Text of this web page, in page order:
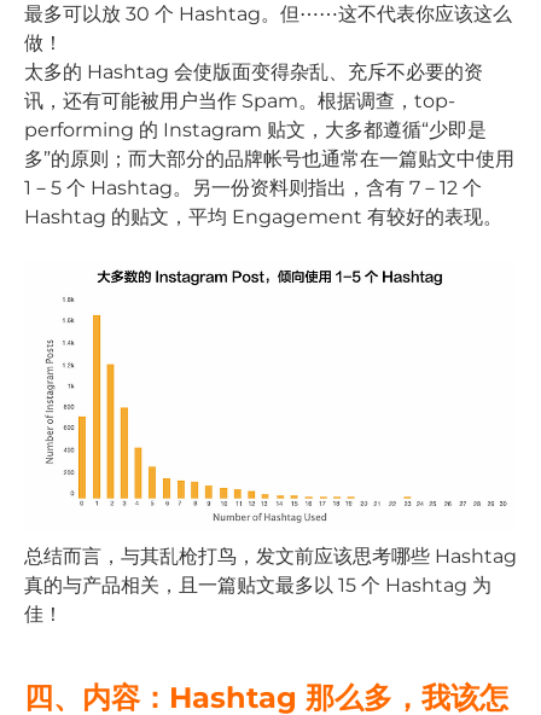
最多可以放 30 个 Hashtag。但⋯⋯这不代表你应该这么
做！
太多的 Hashtag 会使版面变得杂乱、充斥不必要的资
讯，还有可能被用户当作 Spam。根据调查，top-
performing 的 Instagram 贴文，大多都遵循“少即是
多”的原则；而大部分的品牌帐号也通常在一篇贴文中使用
1－5 个 Hashtag。另一份资料则指出，含有 7－12 个
Hashtag 的贴文，平均 Engagement 有较好的表现。
总结而言，与其乱枪打鸟，发文前应该思考哪些 Hashtag
真的与产品相关，且一篇贴文最多以 15 个 Hashtag 为
佳！
四、内容：Hashtag 那么多，我该怎